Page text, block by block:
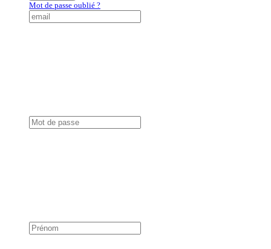
Mot de passe oublié ?